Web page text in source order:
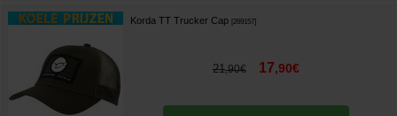
Korda TT Trucker Cap 269157]
21,90€ 17,90€